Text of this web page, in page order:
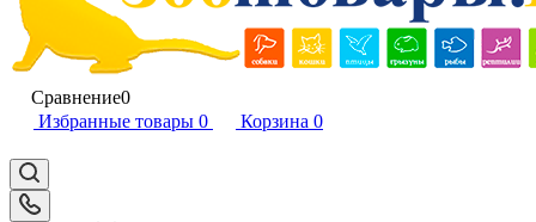
Сравнение0
Избранные товары 0 Корзина 0